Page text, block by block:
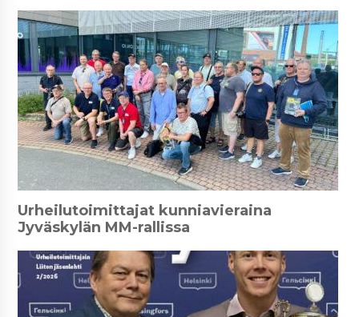
Urheilutoimittajat kunniavieraina
Jyväskylän MM-rallissa